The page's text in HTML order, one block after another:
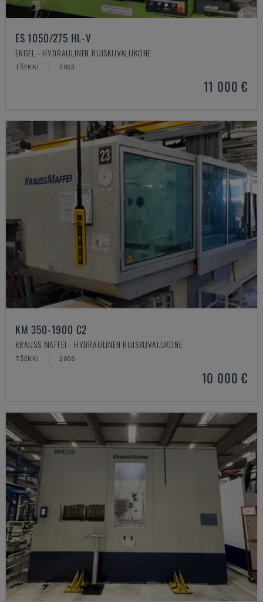
ES 1050/275 HL-V
ENGEL - HYDRAULINEN RUISKUVALUKONE
TŠEKKI 2003
11 000 €
KM 350-1900 C2
KRAUSS MAFFEI - HYDRAULINEN RUISKUVALUKONE
TŠEKKI 2006
10 000 €